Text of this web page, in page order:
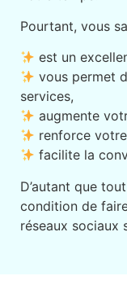
Pourtant, vous
est un
vous permet
services,
augmente
renforce
facilite la
D’autant que
condition de
réseaux sociaux